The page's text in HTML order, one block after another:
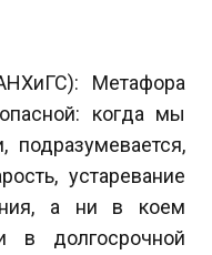
Метафора
когда мы
подразумевается,
устаревание
а ни в коем
в долгосрочной